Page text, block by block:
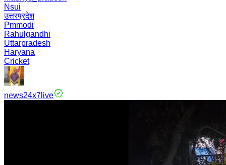
Nsui
उत्तरप्रदेश
Pmmodi
Rahulgandhi
Uttarpradesh
Haryana
Cricket
news24x7live